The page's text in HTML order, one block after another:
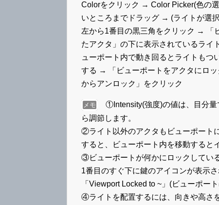
Colorをクリック → Color Picker(色の
いところまでドラッグ → (ライトが選
左から1番目の黒三角をクリック → 「
たアクタ」の下に表示されているラ
ューポート内で動き回るとライトも
する → 「ビューポートをアクタにロ
からアンロック」をクリック
メモ
①Intensity(強度)の値は、目分量
ら調節します。
②ライト以外のアクタもビューポート
すると、ビューポート内を移動すると
③ビューポートが何かにロックしてい
1番目のすぐ下に鍵のアイコンが表示
「Viewport Locked to ~」(ビューポー
④ライトを配置するには、向きや高さ